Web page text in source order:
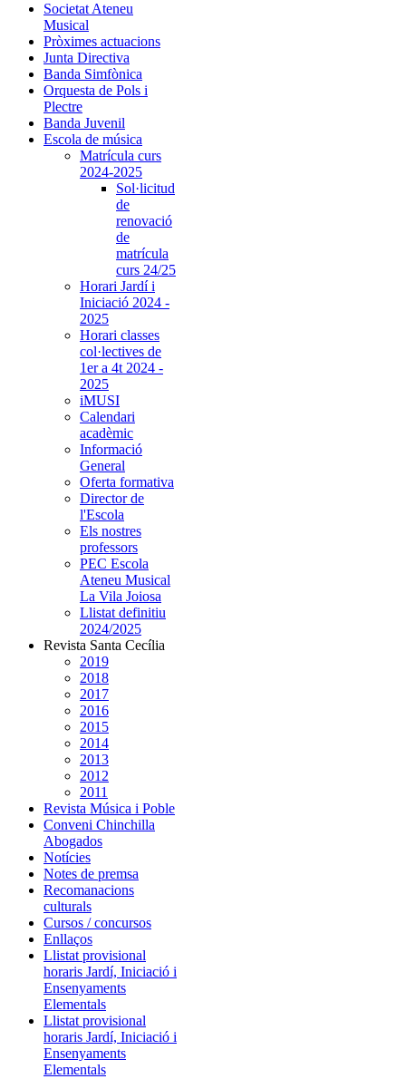
Societat Ateneu
Musical
Pròximes actuacions
Junta Directiva
Banda Simfònica
Orquesta de Pols i
Plectre
Banda Juvenil
Escola de música
Matrícula curs
2024-2025
Sol·licitud
de
renovació
de
matrícula
curs 24/25
Horari Jardí i
Iniciació 2024 -
2025
Horari classes
col·lectives de
1er a 4t 2024 -
2025
iMUSI
Calendari
acadèmic
Informació
General
Oferta formativa
Director de
l'Escola
Els nostres
professors
PEC Escola
Ateneu Musical
La Vila Joiosa
Llistat definitiu
2024/2025
Revista Santa Cecília
2019
2018
2017
2016
2015
2014
2013
2012
2011
Revista Música i Poble
Conveni Chinchilla
Abogados
Notícies
Notes de premsa
Recomanacions
culturals
Cursos / concursos
Enllaços
Llistat provisional
horaris Jardí, Iniciació i
Ensenyaments
Elementals
Llistat provisional
horaris Jardí, Iniciació i
Ensenyaments
Elementals